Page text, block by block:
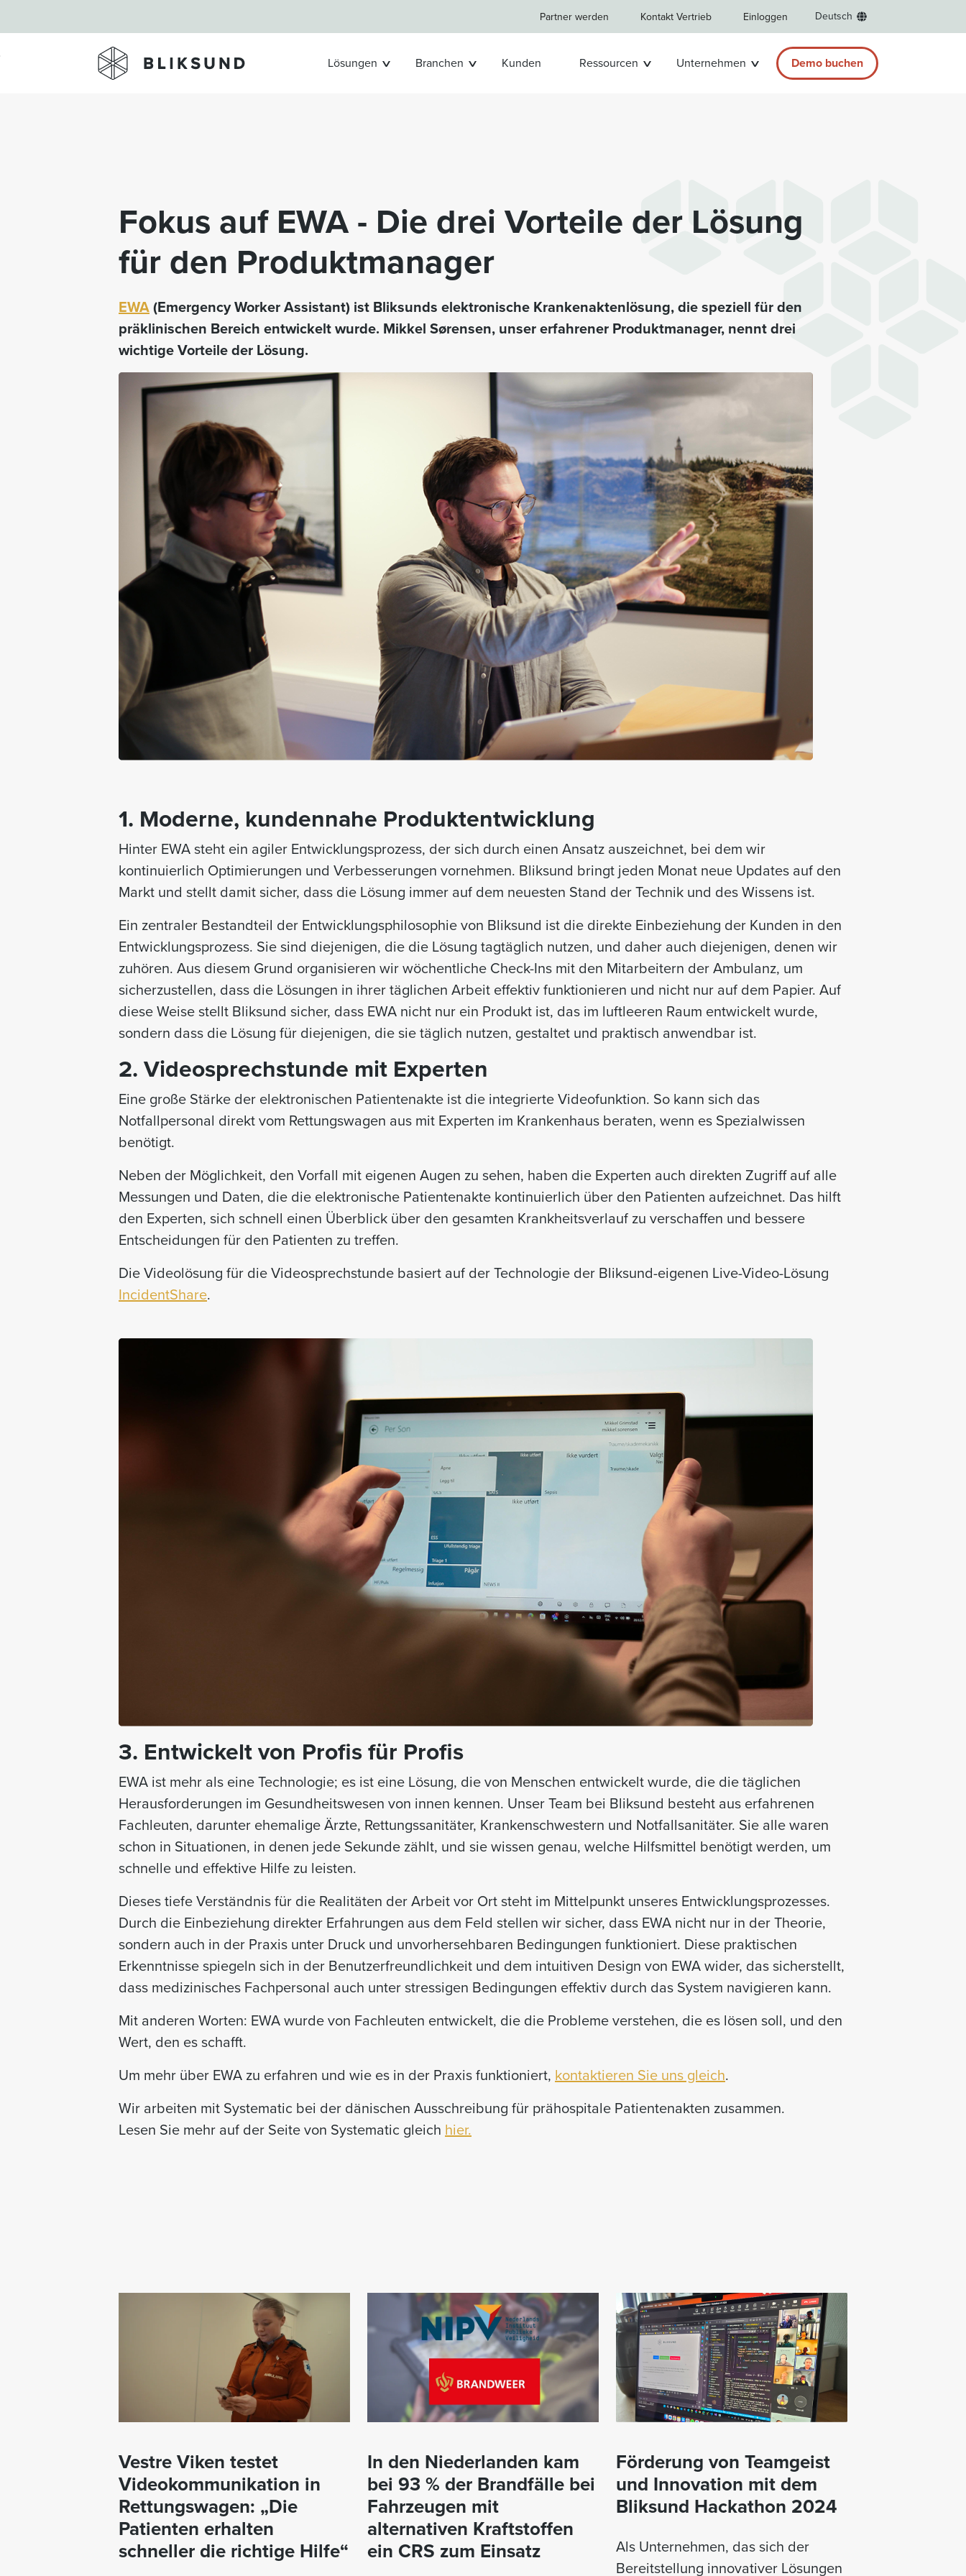
Partner werden Kontakt Vertrieb Einloggen Deutsch
Skip to main content Lösungen Branchen Kunden Ressourcen Unternehmen Demo buchen
Fokus auf EWA - Die drei Vorteile der Lösung
für den Produktmanager
EWA(Emergency Worker Assistant) ist Bliksunds elektronische Krankenaktenlösung, die speziell für den
präklinischen Bereich entwickelt wurde. Mikkel Sørensen, unser erfahrener Produktmanager, nennt drei
wichtige Vorteile der Lösung.
1. Moderne, kundennahe Produktentwicklung
Hinter EWA steht ein agiler Entwicklungsprozess, der sich durch einen Ansatz auszeichnet, bei dem wir
kontinuierlich Optimierungen und Verbesserungen vornehmen. Bliksund bringt jeden Monat neue Updates auf den
Markt und stellt damit sicher, dass die Lösung immer auf dem neuesten Stand der Technik und des Wissens ist.
Ein zentraler Bestandteil der Entwicklungsphilosophie von Bliksund ist die direkte Einbeziehung der Kunden in den
Entwicklungsprozess. Sie sind diejenigen, die die Lösung tagtäglich nutzen, und daher auch diejenigen, denen wir
zuhören. Aus diesem Grund organisieren wir wöchentliche Check-Ins mit den Mitarbeitern der Ambulanz, um
sicherzustellen, dass die Lösungen in ihrer täglichen Arbeit effektiv funktionieren und nicht nur auf dem Papier. Auf
diese Weise stellt Bliksund sicher, dass EWA nicht nur ein Produkt ist, das im luftleeren Raum entwickelt wurde,
sondern dass die Lösung für diejenigen, die sie täglich nutzen, gestaltet und praktisch anwendbar ist.
2. Videosprechstunde mit Experten
Eine große Stärke der elektronischen Patientenakte ist die integrierte Videofunktion. So kann sich das
Notfallpersonal direkt vom Rettungswagen aus mit Experten im Krankenhaus beraten, wenn es Spezialwissen
benötigt.
Neben der Möglichkeit, den Vorfall mit eigenen Augen zu sehen, haben die Experten auch direkten Zugriff auf alle
Messungen und Daten, die die elektronische Patientenakte kontinuierlich über den Patienten aufzeichnet. Das hilft
den Experten, sich schnell einen Überblick über den gesamten Krankheitsverlauf zu verschaffen und bessere
Entscheidungen für den Patienten zu treffen.
Die Videolösung für die Videosprechstunde basiert auf der Technologie der Bliksund-eigenen Live-Video-Lösung
IncidentShare.
3. Entwickelt von Profis für Profis
EWA ist mehr als eine Technologie; es ist eine Lösung, die von Menschen entwickelt wurde, die die täglichen
Herausforderungen im Gesundheitswesen von innen kennen. Unser Team bei Bliksund besteht aus erfahrenen
Fachleuten, darunter ehemalige Ärzte, Rettungssanitäter, Krankenschwestern und Notfallsanitäter. Sie alle waren
schon in Situationen, in denen jede Sekunde zählt, und sie wissen genau, welche Hilfsmittel benötigt werden, um
schnelle und effektive Hilfe zu leisten.
Dieses tiefe Verständnis für die Realitäten der Arbeit vor Ort steht im Mittelpunkt unseres Entwicklungsprozesses.
Durch die Einbeziehung direkter Erfahrungen aus dem Feld stellen wir sicher, dass EWA nicht nur in der Theorie,
sondern auch in der Praxis unter Druck und unvorhersehbaren Bedingungen funktioniert. Diese praktischen
Erkenntnisse spiegeln sich in der Benutzerfreundlichkeit und dem intuitiven Design von EWA wider, das sicherstellt,
dass medizinisches Fachpersonal auch unter stressigen Bedingungen effektiv durch das System navigieren kann.
Mit anderen Worten: EWA wurde von Fachleuten entwickelt, die die Probleme verstehen, die es lösen soll, und den
Wert, den es schafft.
Um mehr über EWA zu erfahren und wie es in der Praxis funktioniert, kontaktieren Sie uns gleich.
Wir arbeiten mit Systematic bei der dänischen Ausschreibung für prähospitale Patientenakten zusammen.
Lesen Sie mehr auf der Seite von Systematic gleich hier.
Vestre Viken testet
Videokommunikation in
Rettungswagen: „Die
Patienten erhalten
schneller die richtige Hilfe“
In den Niederlanden kam
bei 93 % der Brandfälle bei
Fahrzeugen mit
alternativen Kraftstoffen
ein CRS zum Einsatz
Förderung von Teamgeist
und Innovation mit dem
Bliksund Hackathon 2024
Als Unternehmen, das sich der
Bereitstellung innovativer Lösungen